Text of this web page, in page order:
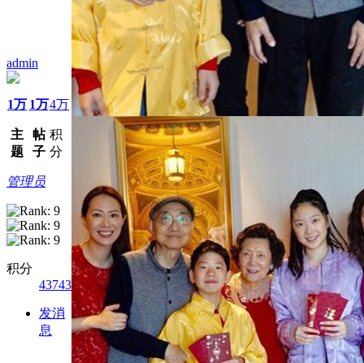
admin
1万
主
题
1万
帖
子
4万
积
分
管理员
积分
43743
发消
息